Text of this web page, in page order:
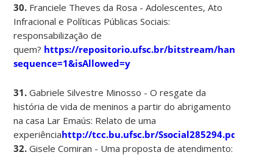
30. Franciele Theves da Rosa - Adolescentes, Ato
Infracional e Políticas Públicas Sociais:
responsabilização de
quem? https://repositorio.ufsc.br/bitstream/handle/
sequence=1&isAllowed=y
31.Gabriele Silvestre Minosso - O resgate da
história de vida de meninos a partir do abrigamento
na casa Lar Emaús: Relato de uma
experiênciahttp://tcc.bu.ufsc.br/Ssocial285294.pdf
32.Gisele Comiran - Uma proposta de atendimento: